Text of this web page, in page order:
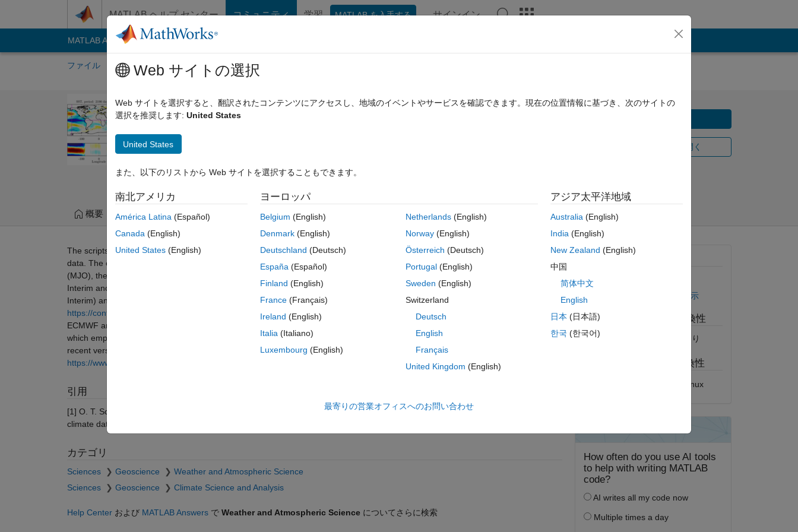
MATLAB ヘルプ センター コミュニティ 学習 MATLAB を入手する サインイン
MATLAB Answers File Exchange
ファイル 作成者 マイ File Exchange
Spectral EOF (SEOF) of weather and climate data
0.00/5(0) 2019/8/7
MATLAB Online で開く
概要 ファイル バージョン履歴 レビュー(0) ディスカッション(0)
The scripts contained in this contribution compute the spectral empirical orthogonal function (SEOF) decomposition of reanalysis
data. The examples include the weather and climate patterns discussed in reference [1], namely the Madden-Julian Oscillation
(MJO), the Quasi-Biennial Oscillation (QBO), and the El Nino-Southern Oscillation (ENSO). These patterns are educed from ERA-
Interim and ERA-20C data that must be downloaded separately. The corresponding Python scripts are located in the 'data/EI' (ERA-
Interim) and 'data/E20C' (ERA 20C) folders. Please refer to
https://confluence.ecmwf.int/display/WEBAPI/Access+ECMWF+Public+Datasets
for details on how to set up an account with
ECMWF and download their public datasets. The core routine spod() that performs the SEOF decomposition (SPOD in fields in
which empirical orthogonal function analysis is known as proper orthogonal decomposition) is located in the 'utils' folder. The most
recent version and more information and examples can be found under
https://www.mathworks.com/matlabcentral/fileexchange/65683-spectral-proper-orthogonal-decomposition-spod
引用
[1] O. T. Schmidt, G. Mengaldo, G. Balsamo and N. P. Wedi (2019) "Spectral Empirical Orthogonal Function analysis of weather and
climate data", Monthly Weather Review, 147 (8), 2979-2995, DOI: 10.1175/MWR-D-18-0337.1
カテゴリ
Sciences Geoscience
Weather and Atmospheric Science
Sciences
Geoscience Climate Science and Analysis
Help Centerおよび MATLAB Answersで Weather and Atmospheric Scienceについてさらに検索
バージョン 1.0.0
GitHub でライセンスを表示
MATLAB リリースの互換性
すべてのリリースと互換性あり
プラットフォームの互換性
Linux
Web サイトの選択
Web サイトを選択すると、翻訳されたコンテンツにアクセスし、地域のイベントやサービスを確認できます。現在の位置情報に基づき、次のサイトの
選択を推奨します: United States
United States
また、以下のリストから Web サイトを選択することもできます。
南北アメリカ
América Latina (Español)
Canada (English)
United States (English)
ヨーロッパ
Belgium (English)
Denmark (English)
Deutschland (Deutsch)
España (Español)
Finland (English)
France (Français)
Ireland (English)
Italia (Italiano)
Luxembourg (English)
Netherlands(English)
Norway(English)
Österreich (Deutsch)
Portugal(English)
Sweden (English)
Switzerland
Deutsch
English
Français
United Kingdom (English)
アジア太平洋地域
Australia(English)
India(English)
New Zealand (English)
中国
简体中文
English
日本 (日本語)
한국 (한국어)
最寄りの営業オフィスへのお問い合わせ